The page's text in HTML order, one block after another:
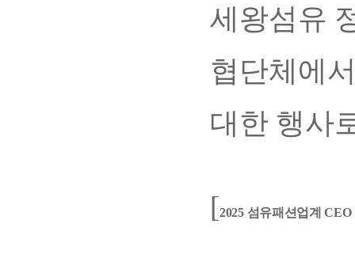
세왕섬유
협단체에
대한 행사
[2025 섬유패션업계